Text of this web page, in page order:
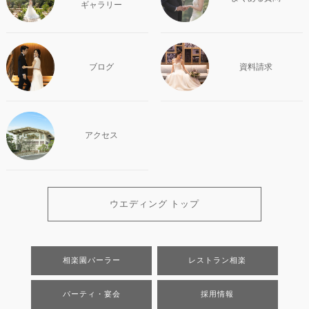
ギャラリー
ブログ 資料請求
アクセス
ウエディング トップ
相楽園パーラー レストラン相楽
パーティ・宴会 採用情報